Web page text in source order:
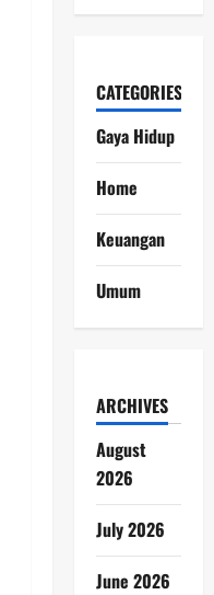
CATEGORIES
Gaya Hidup
Home
Keuangan
Umum
ARCHIVES
August
2026
July 2026
June 2026